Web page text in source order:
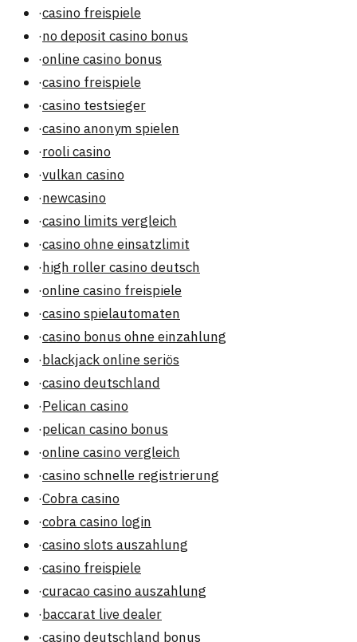
·casino freispiele
·no deposit casino bonus
·online casino bonus
·casino freispiele
·casino testsieger
·casino anonym spielen
·rooli casino
·vulkan casino
·newcasino
·casino limits vergleich
·casino ohne einsatzlimit
·high roller casino deutsch
·online casino freispiele
·casino spielautomaten
·casino bonus ohne einzahlung
·blackjack online seriös
·casino deutschland
·Pelican casino
·pelican casino bonus
·online casino vergleich
·casino schnelle registrierung
·Cobra casino
·cobra casino login
·casino slots auszahlung
·casino freispiele
·curacao casino auszahlung
·baccarat live dealer
·casino deutschland bonus